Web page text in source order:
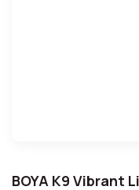
BOYA K9 Vibrant